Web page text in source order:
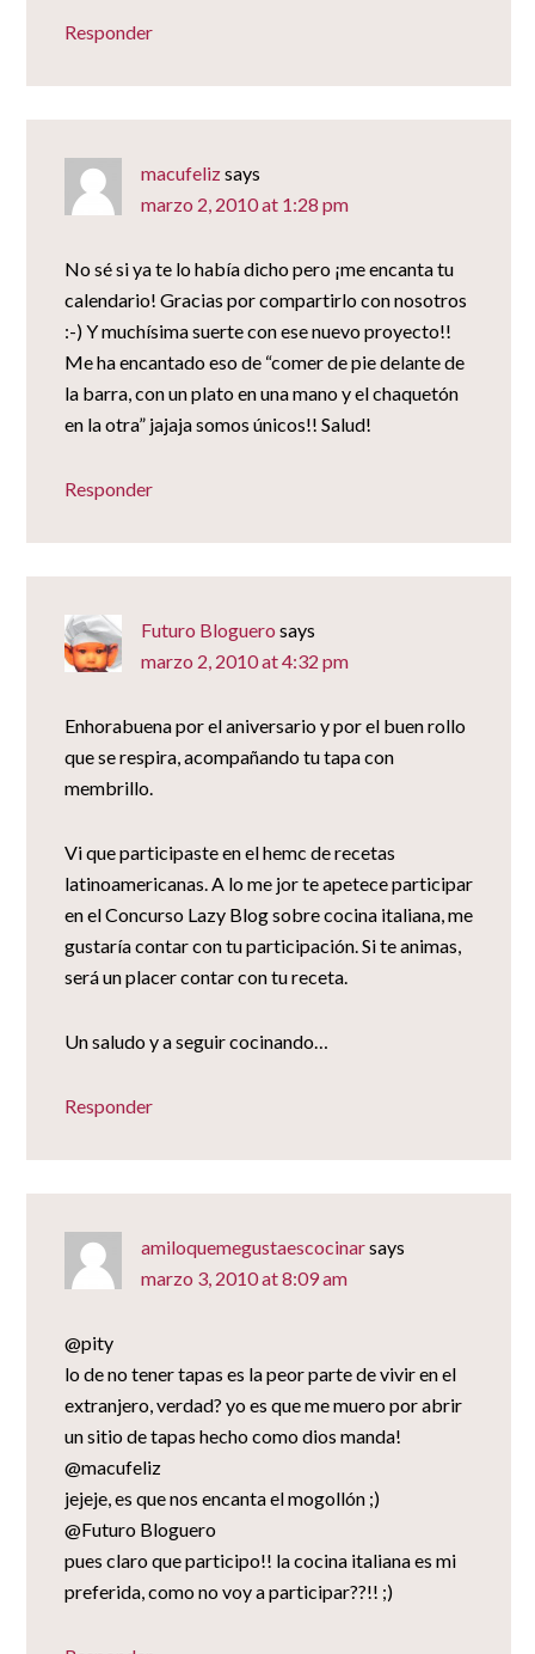
Responder
macufelizsays
marzo 2, 2010 at 1:28 pm
No sé si ya te lo había dicho pero ¡me encanta tu
calendario! Gracias por compartirlo con nosotros
:-) Y muchísima suerte con ese nuevo proyecto!!
Me ha encantado eso de “comer de pie delante de
la barra, con un plato en una mano y el chaquetón
en la otra” jajaja somos únicos!! Salud!
Responder
Futuro Bloguero says
marzo 2, 2010 at 4:32 pm
Enhorabuena por el aniversario y por el buen rollo
que se respira, acompañando tu tapa con
membrillo.
Vi que participaste en el hemc de recetas
latinoamericanas. A lo me jor te apetece participar
en el Concurso Lazy Blog sobre cocina italiana, me
gustaría contar con tu participación. Si te animas,
será un placer contar con tu receta.
Un saludo y a seguir cocinando…
Responder
amiloquemegustaescocinarsays
marzo 3, 2010 at 8:09 am
@pity
lo de no tener tapas es la peor parte de vivir en el
extranjero, verdad? yo es que me muero por abrir
un sitio de tapas hecho como dios manda!
@macufeliz
jejeje, es que nos encanta el mogollón ;)
@Futuro Bloguero
pues claro que participo!! la cocina italiana es mi
preferida, como no voy a participar??!! ;)